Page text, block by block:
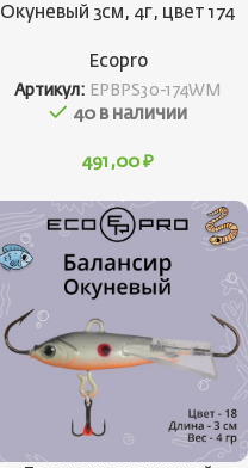
Окуневый 3см, 4г, цвет 174
Ecopro
Артикул: EPBPS30-174WM
40 в наличии
491,00 ₽